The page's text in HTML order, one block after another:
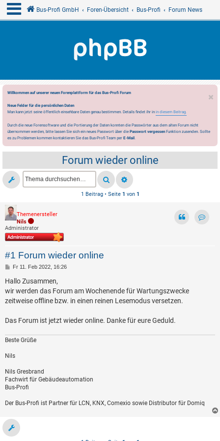
Bus-Profi GmbH Foren-Übersicht Bus-Profi Forum News
Willkommen auf unserer neuen Forenplattform für das Bus-Profi Forum
Neue Felder für die persönlichen Daten
Man kann jetzt seine öffentlich einsehbare Daten genau bestimmen. Details findet ihr in in diesem Beitrag.
Durch die neue Forensoftware und die Portierung der Daten konnten die Passwörter aus dem alten Forum nicht
übernommen werden, bitte lassen Sie sich ein neues Passwort über die Passwort vergessen Funktion zusenden. Sollte
es zu Problemen kommen kontaktieren Sie das Bus-Profi Team per E-Mail.
Forum wieder online
1 Beitrag • Seite 1 von 1
Themenersteller
Nils
Administrator
#1 Forum wieder online
B
i
t
a
g
Fr 11. Feb 2022, 16:26
Hallo Zusammen,
wir werden das Forum am Wochenende für Wartungszwecke
zeitweise offline bzw. in einen reinen Lesemodus versetzen.
Das Forum ist jetzt wieder online. Danke für eure Geduld.
Beste Grüße
Nils
Nils Gresbrand
Fachwirt für Gebäudeautomation
Bus-Profi
Der Bus-Profi ist Partner für LCN, KNX, Comexio sowie Distributor für Domiq